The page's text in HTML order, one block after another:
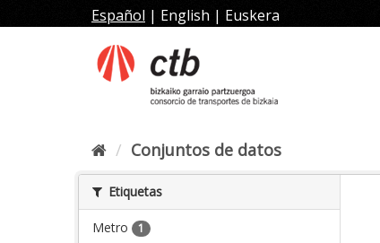
al
Español | English | Euskera
Conjuntos de datos
Etiquetas
Metro 1